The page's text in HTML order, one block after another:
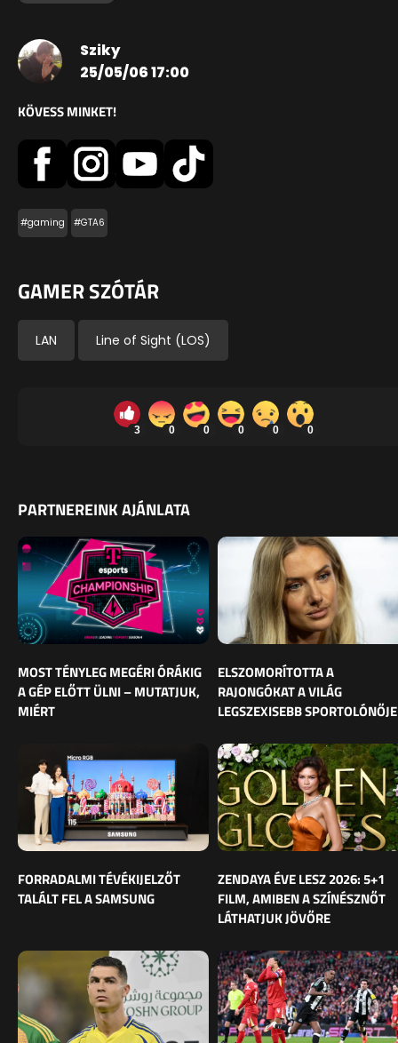
Sziky
25/05/06 17:00
KÖVESS MINKET!
#gaming #GTA6
GAMER SZÓTÁR
LAN Line of Sight (LOS)
3 0 0 0 0 0
PARTNEREINK AJÁNLATA
MOST TÉNYLEG MEGÉRI ÓRÁKIG
A GÉP ELŐTT ÜLNI – MUTATJUK,
MIÉRT
ELSZOMORÍTOTTA A
RAJONGÓKAT A VILÁG
LEGSZEXISEBB SPORTOLÓNŐJE
FORRADALMI TÉVÉKIJELZŐT
TALÁLT FEL A SAMSUNG
ZENDAYA ÉVE LESZ 2026: 5+1
FILM, AMIBEN A SZÍNÉSZNŐT
LÁTHATJUK JÖVŐRE